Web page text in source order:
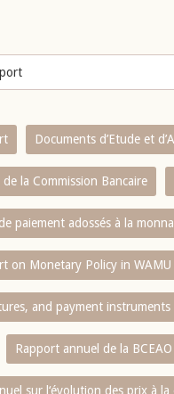
Documents d’Etude et
la Commission Bancaire
paiement adossés à la
on Monetary Policy in WAMU
and payment instruments
Rapport annuel de la BCEAO
sur l‘évolution des prix à